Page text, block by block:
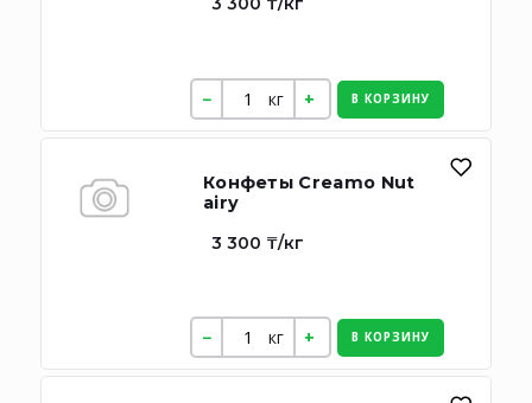
кг В КОРЗИНУ
Конфеты Creamo Nut
airy
3 300 ₸/кг
кг В КОРЗИНУ